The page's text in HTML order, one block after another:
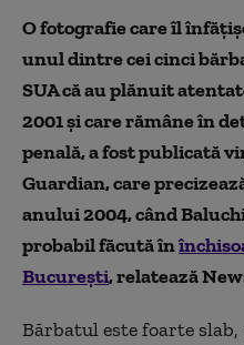
O fotografie care îl
unul dintre cei cinci
SUA că au plănuit
2001 şi care rămâne în
penală, a fost publicată
Guardian, care
anului 2004, când
probabil făcută în
Bucureşti, relatează
Bărbatul este foarte